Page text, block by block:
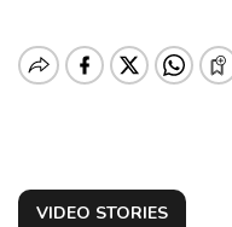
VIDEO STORIES